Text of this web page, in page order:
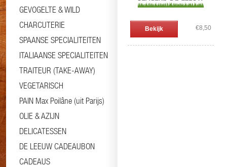
GEVOGELTE & WILD
CHARCUTERIE
SPAANSE SPECIALITEITEN
ITALIAANSE SPECIALITEITEN
TRAITEUR (TAKE-AWAY)
VEGETARISCH
PAIN Max Poilâne (uit Parijs)
OLIE & AZIJN
DELICATESSEN
DE LEEUW CADEAUBON
CADEAUS
Bekijk €8,50